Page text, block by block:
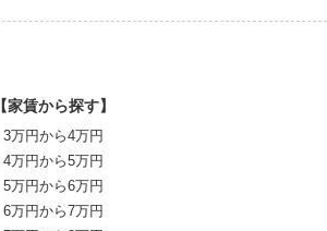
【家賃から探す】
3万円から4万円
4万円から5万円
5万円から6万円
6万円から7万円